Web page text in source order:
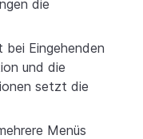
die
Eingehenden
und die
setzt die
Menüs